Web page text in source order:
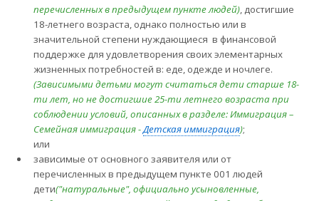
перечисленных в предыдущем пункте людей), достигшие
18-летнего возраста, однако полностью или в
значительной степени нуждающиеся в финансовой
поддержке для удовлетворения своих элементарных
жизненных потребностей в: еде, одежде и ночлеге.
(Зависимыми детьми могут считаться дети старше 18-
ти лет, но не достигшие 25-ти летнего возраста при
соблюдении условий, описанных в разделе: Иммиграция –
Семейная иммиграция -Детская иммиграция);
или
зависимые от основного заявителя или от
перечисленных в предыдущем пункте 001 людей
дети("натуральные", официально усыновленные,